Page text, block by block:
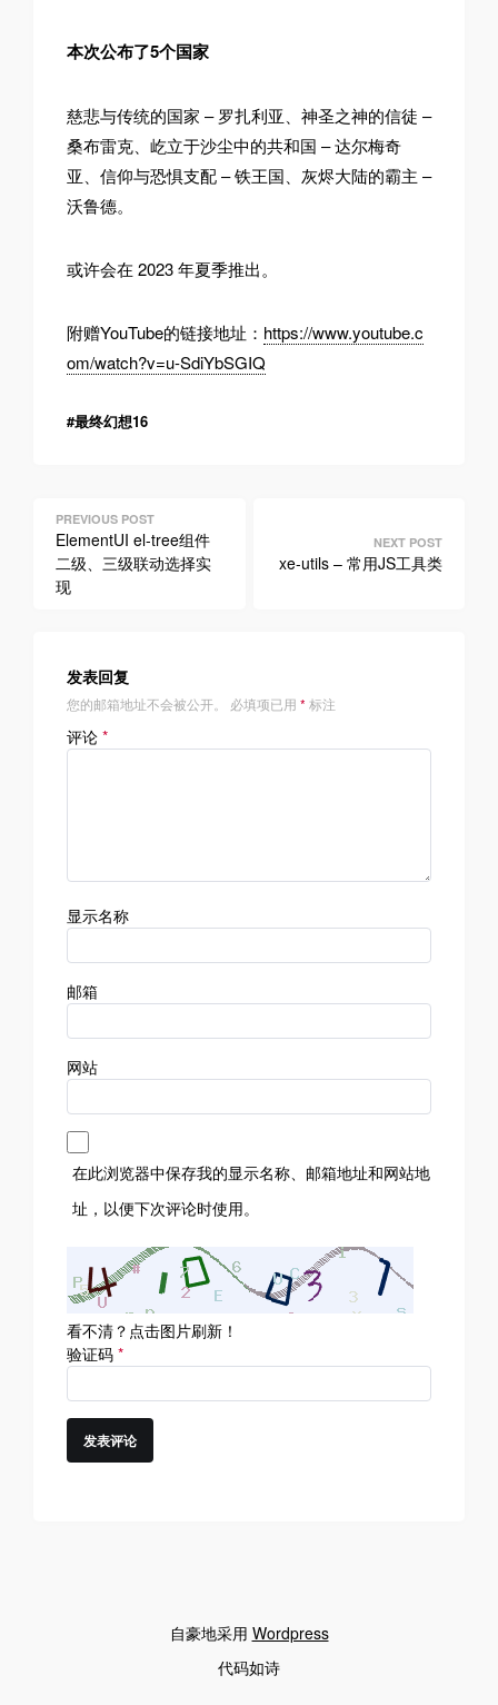
本次公布了5个国家
慈悲与传统的国家 – 罗扎利亚、神圣之神的信徒 –
桑布雷克、屹立于沙尘中的共和国 – 达尔梅奇
亚、信仰与恐惧支配 – 铁王国、灰烬大陆的霸主 –
沃鲁德。
或许会在 2023 年夏季推出。
附赠YouTube的链接地址： https://www.youtube.c
om/watch?v=u-SdiYbSGIQ
最终幻想16
文
章
导
ElementUI el-tree组件
二级、三级联动选择实
现
xe-utils – 常用JS工具类
发表回复
您的邮箱地址不会被公开。 必填项已用 * 标注
评论 *
显示名称
邮箱
网站
在此浏览器中保存我的显示名称、邮箱地址和网站地
址，以便下次评论时使用。
看不清？点击图片刷新！
验证码 *
自豪地采用 Wordpress
代码如诗